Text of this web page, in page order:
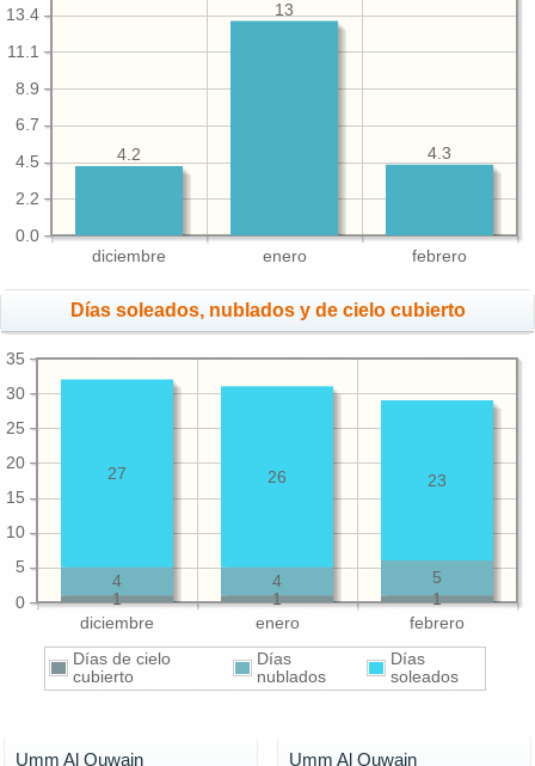
diciembre enero febrero
0.0
2.2
4.5
6.7
8.9
11.1
13.4
4.3
13
4.2
Días soleados, nublados y de cielo cubierto
diciembre enero febrero
0
5
10
15
20
25
30
35
1
1
1
5
4
4
23
26
27
Días de cielo
cubierto
Días
nublados
Días
soleados
Umm Al Quwain Umm Al Quwain